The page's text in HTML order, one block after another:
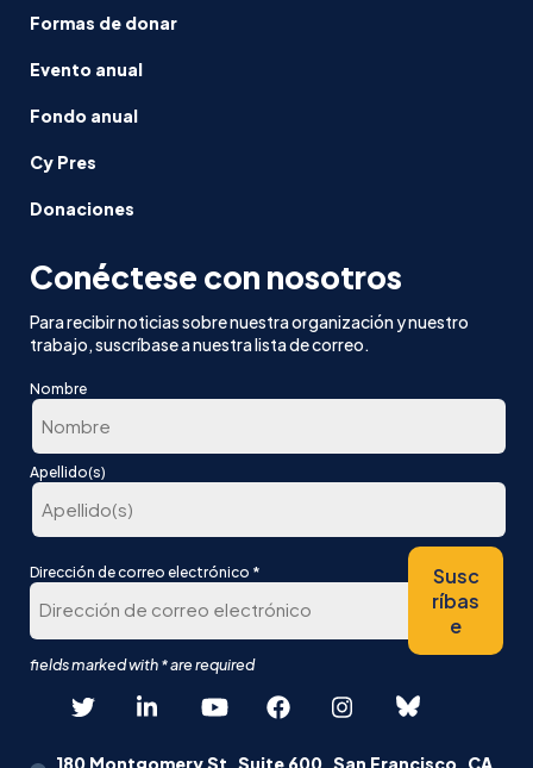
Formas de donar
Evento anual
Fondo anual
Cy Pres
Donaciones
Conéctese con nosotros
Para recibir noticias sobre nuestra organización y nuestro
trabajo, suscríbase a nuestra lista de correo.
Nombre
En
primer
lugar
Apellido(s)
Dirección de correo electrónico *
Susc
ríbas
e
180 Montgomery St, Suite 600, San Francisco, CA